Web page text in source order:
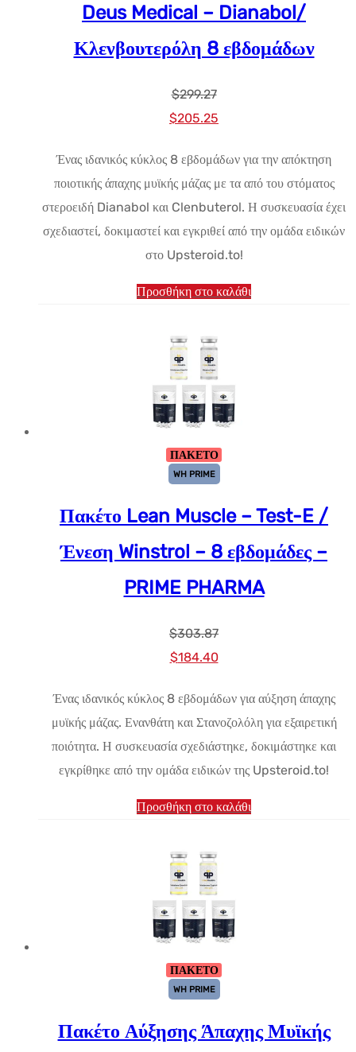
Deus Medical – Dianabol/
Κλενβουτερόλη 8 εβδομάδων
$299.27
Αρχική
$299.27.
$205.25
τιμή
είναι:
$205.25.
Ένας ιδανικός κύκλος 8 εβδομάδων για την απόκτηση
ποιοτικής άπαχης μυϊκής μάζας με τα από του στόματος
στεροειδή Dianabol και Clenbuterol. Η συσκευασία έχει
σχεδιαστεί, δοκιμαστεί και εγκριθεί από την ομάδα ειδικών
στο Upsteroid.to!
Προσθήκη στο καλάθι
ΠΑΚΕΤΟ
WH PRIME
Πακέτο Lean Muscle – Test-E /
Ένεση Winstrol – 8 εβδομάδες –
PRIME PHARMA
$303.87
Αρχική
$303.87.
$184.40Η
τιμή
είναι:
$184.40.
Ένας ιδανικός κύκλος 8 εβδομάδων για αύξηση άπαχης
μυϊκής μάζας. Ενανθάτη και Στανοζολόλη για εξαιρετική
ποιότητα. Η συσκευασία σχεδιάστηκε, δοκιμάστηκε και
εγκρίθηκε από την ομάδα ειδικών της Upsteroid.to!
Προσθήκη στο καλάθι
ΠΑΚΕΤΟ
WH PRIME
Πακέτο Αύξησης Άπαχης Μυϊκής